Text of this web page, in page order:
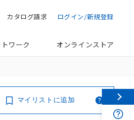
ログイン/新規登録
カタログ請求
ワーク オンラインストア
マイリストに追加